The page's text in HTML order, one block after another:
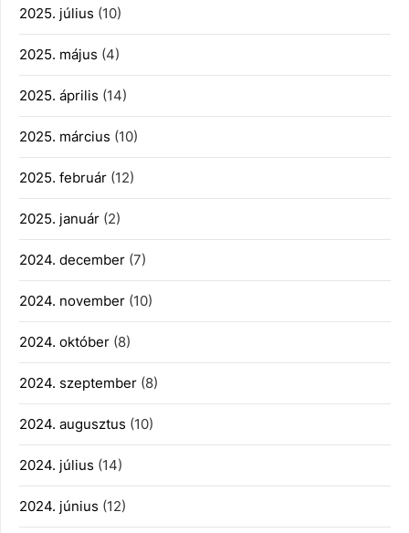
2025. július (10)
2025. május (4)
2025. április (14)
2025. március (10)
2025. február (12)
2025. január (2)
2024. december (7)
2024. november (10)
2024. október (8)
2024. szeptember (8)
2024. augusztus (10)
2024. július (14)
2024. június (12)